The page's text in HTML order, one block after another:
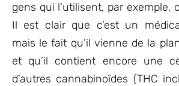
gens qui l’utilisent, par exemple,
Il est clair que c’est un
mais le fait qu’il vienne de la
et qu’il contient encore une
d’autres cannabinoïdes (THC